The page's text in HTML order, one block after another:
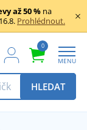
až 50 % na
Prohlédnout.
0
MENU
HLEDAT